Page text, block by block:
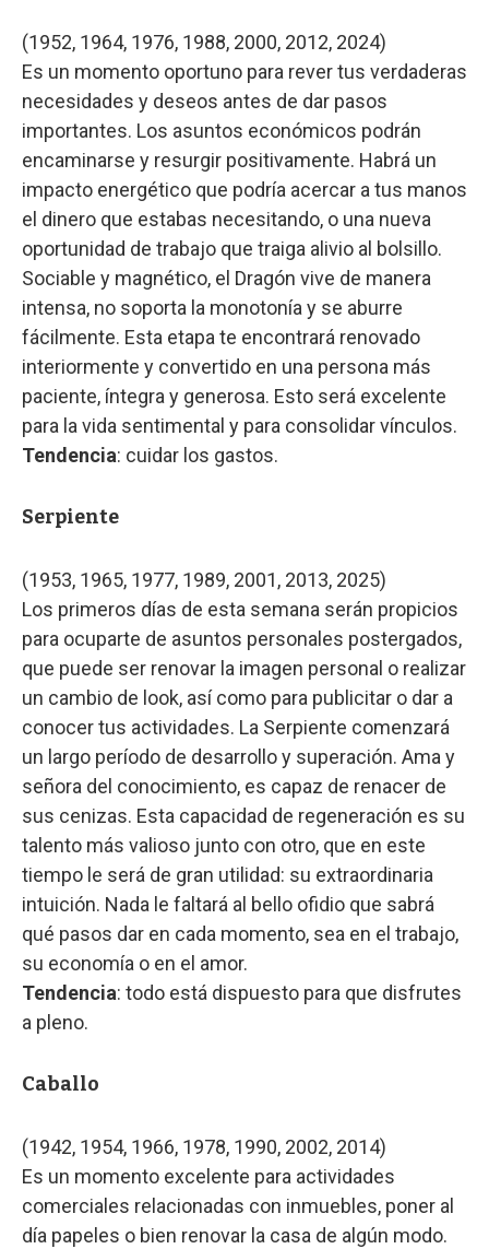
(1952, 1964, 1976, 1988, 2000, 2012, 2024)
Es un momento oportuno para rever tus verdaderas
necesidades y deseos antes de dar pasos
importantes. Los asuntos económicos podrán
encaminarse y resurgir positivamente. Habrá un
impacto energético que podría acercar a tus manos
el dinero que estabas necesitando, o una nueva
oportunidad de trabajo que traiga alivio al bolsillo.
Sociable y magnético, el Dragón vive de manera
intensa, no soporta la monotonía y se aburre
fácilmente. Esta etapa te encontrará renovado
interiormente y convertido en una persona más
paciente, íntegra y generosa. Esto será excelente
para la vida sentimental y para consolidar vínculos.
Tendencia: cuidar los gastos.
Serpiente
(1953, 1965, 1977, 1989, 2001, 2013, 2025)
Los primeros días de esta semana serán propicios
para ocuparte de asuntos personales postergados,
que puede ser renovar la imagen personal o realizar
un cambio de look, así como para publicitar o dar a
conocer tus actividades. La Serpiente comenzará
un largo período de desarrollo y superación. Ama y
señora del conocimiento, es capaz de renacer de
sus cenizas. Esta capacidad de regeneración es su
talento más valioso junto con otro, que en este
tiempo le será de gran utilidad: su extraordinaria
intuición. Nada le faltará al bello ofidio que sabrá
qué pasos dar en cada momento, sea en el trabajo,
su economía o en el amor.
Tendencia: todo está dispuesto para que disfrutes
a pleno.
Caballo
(1942, 1954, 1966, 1978, 1990, 2002, 2014)
Es un momento excelente para actividades
comerciales relacionadas con inmuebles, poner al
día papeles o bien renovar la casa de algún modo.